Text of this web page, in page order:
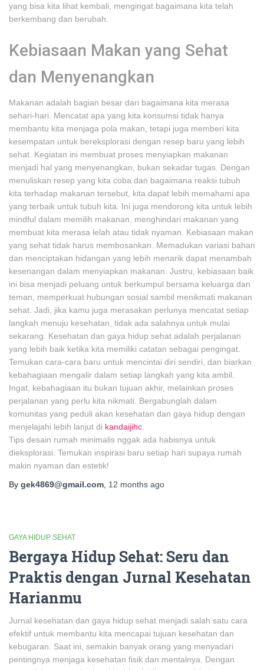
yang bisa kita lihat kembali, mengingat bagaimana kita telah
berkembang dan berubah.
Kebiasaan Makan yang Sehat
dan Menyenangkan
Makanan adalah bagian besar dari bagaimana kita merasa
sehari-hari. Mencatat apa yang kita konsumsi tidak hanya
membantu kita menjaga pola makan, tetapi juga memberi kita
kesempatan untuk bereksplorasi dengan resep baru yang lebih
sehat. Kegiatan ini membuat proses menyiapkan makanan
menjadi hal yang menyenangkan, bukan sekadar tugas. Dengan
menuliskan resep yang kita coba dan bagaimana reaksi tubuh
kita terhadap makanan tersebut, kita dapat lebih memahami apa
yang terbaik untuk tubuh kita. Ini juga mendorong kita untuk lebih
mindful dalam memilih makanan, menghindari makanan yang
membuat kita merasa lelah atau tidak nyaman. Kebiasaan makan
yang sehat tidak harus membosankan. Memadukan variasi bahan
dan menciptakan hidangan yang lebih menarik dapat menambah
kesenangan dalam menyiapkan makanan. Justru, kebiasaan baik
ini bisa menjadi peluang untuk berkumpul bersama keluarga dan
teman, memperkuat hubungan sosial sambil menikmati makanan
sehat. Jadi, jika kamu juga merasakan perlunya mencatat setiap
langkah menuju kesehatan, tidak ada salahnya untuk mulai
sekarang. Kesehatan dan gaya hidup sehat adalah perjalanan
yang lebih baik ketika kita memiliki catatan sebagai pengingat.
Temukan cara-cara baru untuk mencintai diri sendiri, dan biarkan
kebahagiaan mengalir dalam setiap langkah yang kita ambil.
Ingat, kebahagiaan itu bukan tujuan akhir, melainkan proses
perjalanan yang perlu kita nikmati. Bergabunglah dalam
komunitas yang peduli akan kesehatan dan gaya hidup dengan
menjelajahi lebih lanjut di kandaijihc
Tips desain rumah minimalis nggak ada habisnya untuk
dieksplorasi. Temukan inspirasi baru setiap hari supaya rumah
makin nyaman dan estetik!
By gek4869@gmail.com 12 months ago
GAYA HIDUP SEHAT
Bergaya Hidup Sehat: Seru dan
Praktis dengan Jurnal Kesehatan
Harianmu
Jurnal kesehatan dan gaya hidup sehat menjadi salah satu cara
efektif untuk membantu kita mencapai tujuan kesehatan dan
kebugaran. Saat ini, semakin banyak orang yang menyadari
pentingnya menjaga kesehatan fisik dan mentalnya. Dengan